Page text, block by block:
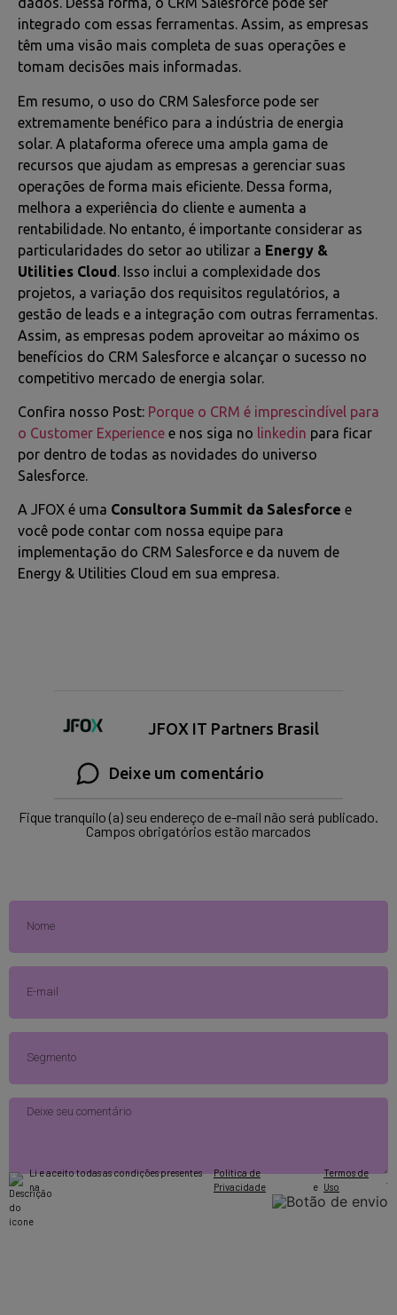
integrado com essas ferramentas. Assim, as empresas
têm uma visão mais completa de suas operações e
tomam decisões mais informadas.
Em resumo, o uso do CRM Salesforce pode ser
extremamente benéfico para a indústria de energia
solar. A plataforma oferece uma ampla gama de
recursos que ajudam as empresas a gerenciar suas
operações de forma mais eficiente. Dessa forma,
melhora a experiência do cliente e aumenta a
rentabilidade. No entanto, é importante considerar as
particularidades do setor ao utilizar a Energy &
Utilities Cloud. Isso inclui a complexidade dos
projetos, a variação dos requisitos regulatórios, a
gestão de leads e a integração com outras ferramentas.
Assim, as empresas podem aproveitar ao máximo os
benefícios do CRM Salesforce e alcançar o sucesso no
competitivo mercado de energia solar.
Confira nosso Post: Porque o CRM é imprescindível para
o Customer Experience e nos siga no linkedin para ficar
por dentro de todas as novidades do universo
Salesforce.
A JFOX é uma Consultora Summit da Salesforce e
você pode contar com nossa equipe para
implementação do CRM Salesforce e da nuvem de
Energy & Utilities Cloud em sua empresa.
JFOX IT Partners Brasil
Deixe um comentário
Fique tranquilo (a) seu endereço de e-mail não será publicado.
Campos obrigatórios estão marcados
Li e aceito todas as condições presentes
na
Política de
Privacidade
e
Termos de
Uso